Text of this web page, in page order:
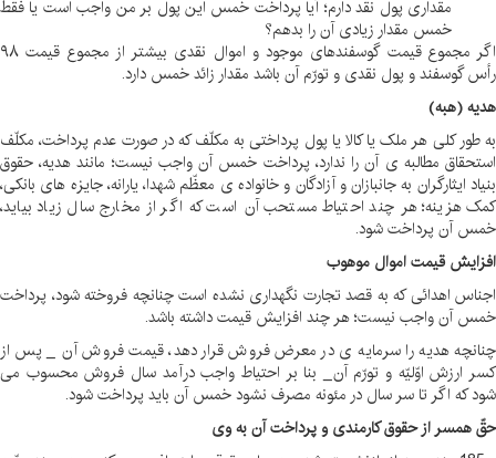
مقداری پول نقد دارم؛ آیا پرداخت خمس این پول بر من واجب است یا فقط
خمس مقدار زیادی آن را بدهم؟
اگر مجموع قیمت گوسفندهای موجود و اموال نقدی بیشتر از مجموع قیمت ۹۸
رأس گوسفند و پول نقدی و تورّم آن باشد مقدار زائد خمس دارد.
هدیه (هبه)
به طور کلی هر ملک یا کالا یا پول پرداختی به مکلّف که در صورت عدم پرداخت، مکلّف
استحقاق مطالبه ی آن را ندارد، پرداخت خمس آن واجب نیست؛ مانند هدیه، حقوق
بنیاد ایثارگران به جانبازان و آزادگان و خانواده ی معظّم شهدا، یارانه، جایزه های بانکی،
کمک هزینه؛ هر چند احتیاط مستحب آن است که اگر از مخارج سال زیاد بیاید،
خمس آن پرداخت شود.
افزایش قیمت اموال موهوب
اجناس اهدائی که به قصد تجارت نگهداری نشده است چنانچه فروخته شود، پرداخت
خمس آن واجب نیست؛ هر چند افزایش قیمت داشته باشد.
چنانچه هدیه را سرمایه ی در معرض فروش قرار دهد، قیمت فروش آن _ پس از
کسر ارزش اوّلیّه و تورّم آن _ بنا بر احتیاط واجب درآمد سال فروش محسوب می
شود که اگر تا سر سال در مئونه مصرف نشود خمس آن باید پرداخت شود.
حقّ همسر از حقوق کارمندی و پرداخت آن به وی